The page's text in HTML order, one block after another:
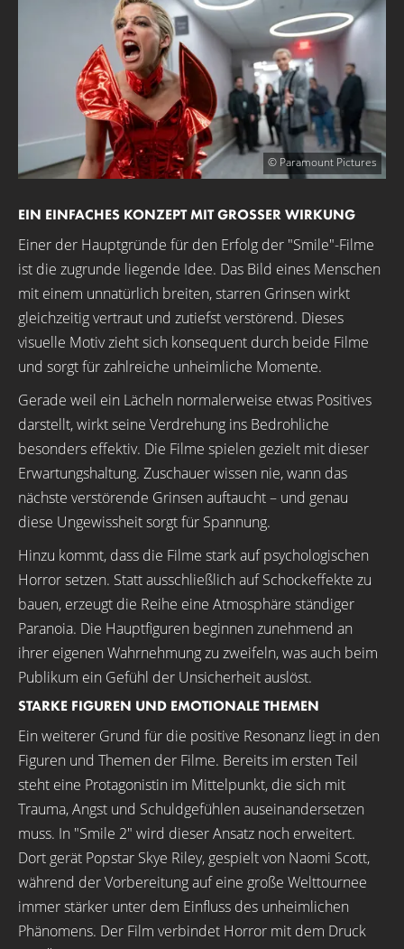
© Paramount Pictures
EIN EINFACHES KONZEPT MIT GROSSER WIRKUNG
Einer der Hauptgründe für den Erfolg der "Smile"-Filme
ist die zugrunde liegende Idee. Das Bild eines Menschen
mit einem unnatürlich breiten, starren Grinsen wirkt
gleichzeitig vertraut und zutiefst verstörend. Dieses
visuelle Motiv zieht sich konsequent durch beide Filme
und sorgt für zahlreiche unheimliche Momente.
Gerade weil ein Lächeln normalerweise etwas Positives
darstellt, wirkt seine Verdrehung ins Bedrohliche
besonders effektiv. Die Filme spielen gezielt mit dieser
Erwartungshaltung. Zuschauer wissen nie, wann das
nächste verstörende Grinsen auftaucht – und genau
diese Ungewissheit sorgt für Spannung.
Hinzu kommt, dass die Filme stark auf psychologischen
Horror setzen. Statt ausschließlich auf Schockeffekte zu
bauen, erzeugt die Reihe eine Atmosphäre ständiger
Paranoia. Die Hauptfiguren beginnen zunehmend an
ihrer eigenen Wahrnehmung zu zweifeln, was auch beim
Publikum ein Gefühl der Unsicherheit auslöst.
STARKE FIGUREN UND EMOTIONALE THEMEN
Ein weiterer Grund für die positive Resonanz liegt in den
Figuren und Themen der Filme. Bereits im ersten Teil
steht eine Protagonistin im Mittelpunkt, die sich mit
Trauma, Angst und Schuldgefühlen auseinandersetzen
muss. In "Smile 2" wird dieser Ansatz noch erweitert.
Dort gerät Popstar Skye Riley, gespielt von Naomi Scott,
während der Vorbereitung auf eine große Welttournee
immer stärker unter dem Einfluss des unheimlichen
Phänomens. Der Film verbindet Horror mit dem Druck